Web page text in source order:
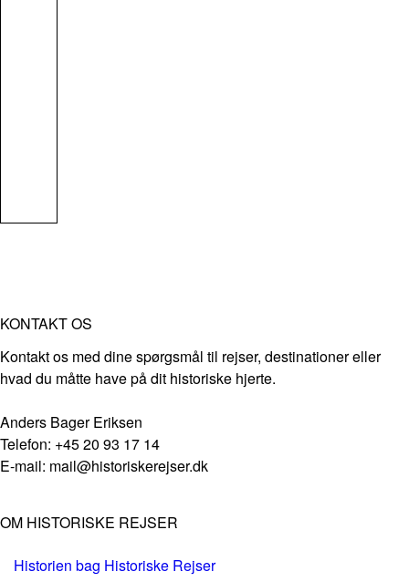
KONTAKT OS
Kontakt os med dine spørgsmål til rejser, destinationer eller
hvad du måtte have på dit historiske hjerte.
Anders Bager Eriksen
Telefon: +45 20 93 17 14
E-mail: mail@historiskerejser.dk
OM HISTORISKE REJSER
Historien bag Historiske Rejser